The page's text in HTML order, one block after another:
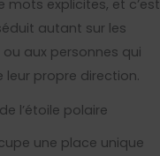
explicites, et c’est
autant sur les
aux personnes qui
propre direction.
l’étoile polaire
une place unique